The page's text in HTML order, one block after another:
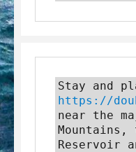
https://
near the
Mountains,
Reservoir